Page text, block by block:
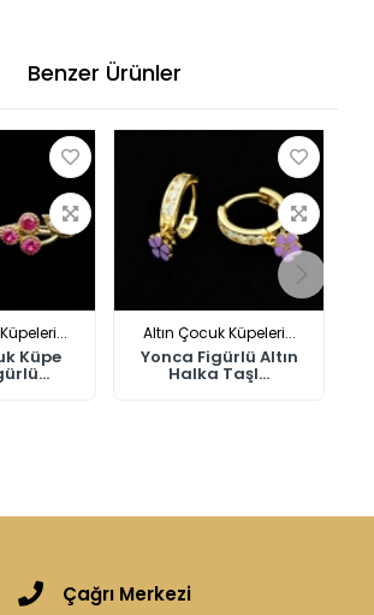
Benzer Ürünler
Küpe
Altın Çocuk Küpeleri...
Yonca Figürlü Altın
Halka Taşl...
Çağrı Merkezi